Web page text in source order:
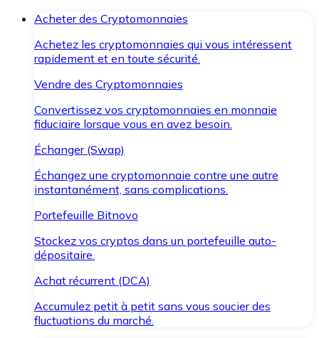
Acheter des Cryptomonnaies
Achetez les cryptomonnaies qui vous intéressent
rapidement et en toute sécurité.
Vendre des Cryptomonnaies
Convertissez vos cryptomonnaies en monnaie
fiduciaire lorsque vous en avez besoin.
Échanger (Swap)
Échangez une cryptomonnaie contre une autre
instantanément, sans complications.
Portefeuille Bitnovo
Stockez vos cryptos dans un portefeuille auto-
dépositaire.
Achat récurrent (DCA)
Accumulez petit à petit sans vous soucier des
fluctuations du marché.